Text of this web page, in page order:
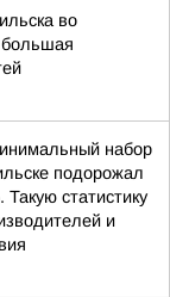
во
большая
набор
подорожал
статистику
и